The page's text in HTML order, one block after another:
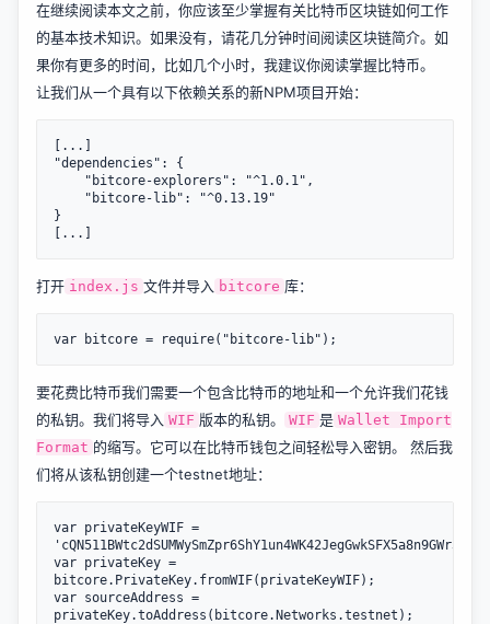
在继续阅读本文之前，你应该至少掌握有关比特币区块链如何工作
的基本技术知识。如果没有，请花几分钟时间阅读区块链简介。如
果你有更多的时间，比如几个小时，我建议你阅读掌握比特币。
让我们从一个具有以下依赖关系的新NPM项目开始：
[...]
"dependencies": {
}
打开 index.js 文件并导入 bitcore 库：
要花费比特币我们需要一个包含比特币的地址和一个允许我们花钱
的私钥。我们将导入 WIF 版本的私钥。 WIF 是 Wallet Import
Format 的缩写。它可以在比特币钱包之间轻松导入密钥。 然后我
们将从该私钥创建一个testnet地址：
var privateKeyWIF =
'cQN511BWtc2dSUMWySmZpr6ShY1un4WK42JegGwkSFX5a8n9GWr3';
var privateKey =
bitcore.PrivateKey.fromWIF(privateKeyWIF);
var sourceAddress =